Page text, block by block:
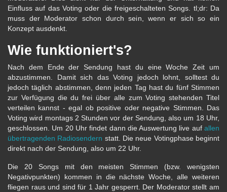
Einfluss auf das Voting oder die freigeschalteten Songs. tl;dr: Da
muss der Moderator schon durch sein, wenn er sich so ein
Konzept ausdenkt.
Wie funktioniert's?
Nach dem Ende der Sendung hast du eine Woche Zeit um
abzustimmen. Damit sich das Voting jedoch lohnt, solltest du
jedoch täglich abstimmen, denn jeden Tag hast du fünf Stimmen
zur Verfügung die du frei über alle zum Voting stehenden Titel
verteilen kannst - egal ob positive oder negative Stimmen. Das
Voting wird montags 2 Stunden vor der Sendung, also um 18 Uhr,
geschlossen. Um 20 Uhr findet dann die Auswertung live auf allen
übertragenden Radiosendern statt. Die neue Votingphase beginnt
direkt nach der Sendung, also um 22 Uhr.
Die 20 Songs mit den meisten Stimmen (bzw. wenigsten
Negativpunkten) kommen in die nächste Woche, alle weiteren
fliegen raus und sind für 1 Jahr gesperrt. Der Moderator stellt am